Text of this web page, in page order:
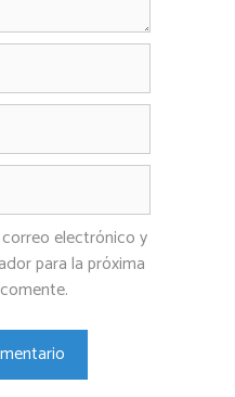
electrónico y
para la próxima